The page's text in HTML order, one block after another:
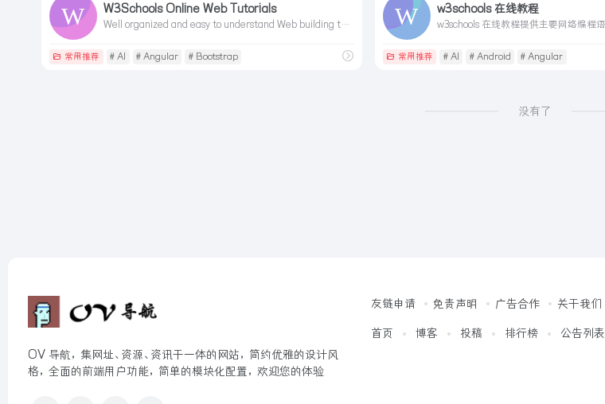
W3Schools Online Web Tutorials
Well organized and easy to understand Web building tutorials with lots of examples of how to use HTML, CSS, JavaScript, SQL, Python, PHP, Bootstrap, Java, XML and more.
常用推荐 # AI # Angular # Bootstrap
w3schools 在线教程
常用推荐 # AI # Android # Angular
没有了
OV 导航，集网址、资源、资讯于一体的网站，简约优雅的设计风
格，全面的前端用户功能，简单的模块化配置，欢迎您的体验
友链申请 免责声明 广告合作 关于我们
首页 博客 投稿 排行榜 公告列表